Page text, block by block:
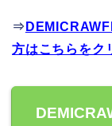
⇒
方はこちらをク